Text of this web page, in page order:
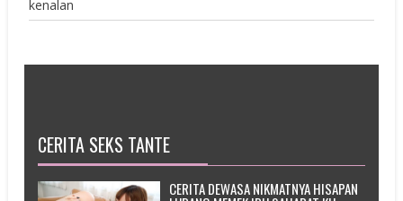
kenalan
CERITA SEKS TANTE
CERITA DEWASA NIKMATNYA HISAPAN